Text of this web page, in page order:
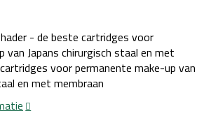
- de beste cartridges voor
van Japans chirurgisch staal en met
voor permanente make-up van
en met membraan